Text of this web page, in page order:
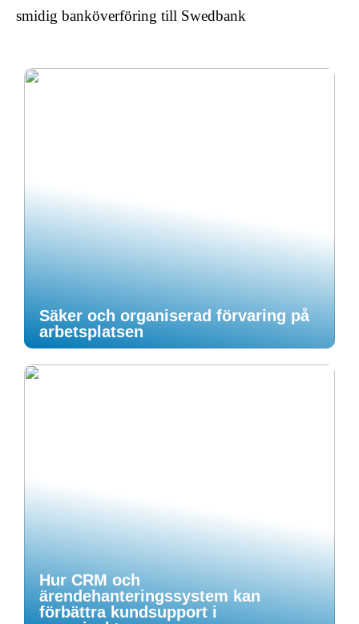
smidig banköverföring till Swedbank
Säker och organiserad förvaring på
arbetsplatsen
Hur CRM och
ärendehanteringssystem kan
förbättra kundsupport i